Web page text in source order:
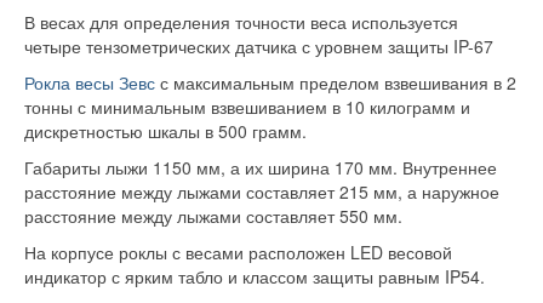
В весах для определения точности веса используется
четыре тензометрических датчика с уровнем защиты IP-67
Рокла весы Зевс с максимальным пределом взвешивания в 2
тонны с минимальным взвешиванием в 10 килограмм и
дискретностью шкалы в 500 грамм.
Габариты лыжи 1150 мм, а их ширина 170 мм. Внутреннее
расстояние между лыжами составляет 215 мм, а наружное
расстояние между лыжами составляет 550 мм.
На корпусе роклы с весами расположен LED весовой
индикатор с ярким табло и классом защиты равным IP54.